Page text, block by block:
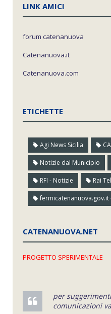
LINK AMICI
forum catenanuova
Catenanuova.it
Catenanuova.com
ETICHETTE
Agi News Sicilia
Notizie dal Municipio
RFI - Notizie Rai
CATENANUOVA.NET
PROGETTO SPERIMENTALE
per
comunicazioni